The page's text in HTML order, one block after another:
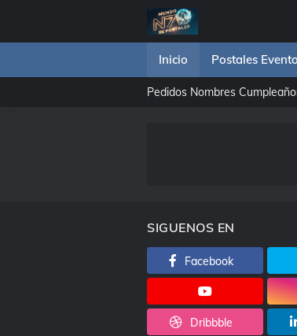
Inicio Postales
Pedidos Nombres
SIGUENOS EN
Facebook
Dribbble